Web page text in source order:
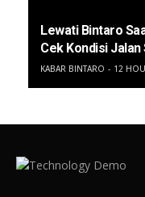
Lewati Bintaro
Cek Kondisi
KABAR BINTARO 12